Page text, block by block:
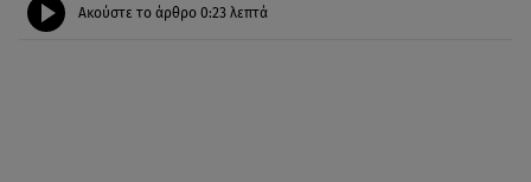
Ακούστε το άρθρο 0:23 λεπτά